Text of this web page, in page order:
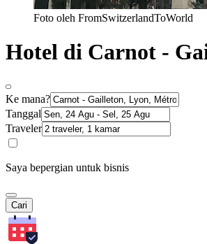
Foto oleh FromSwitzerlandToWorld
Hotel di Carnot -
Ke mana?
Tanggal
Traveler
Saya bepergian untuk bisnis
Cari